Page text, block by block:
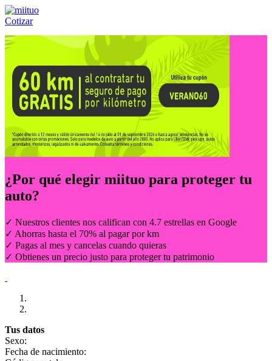
Cotizar
Llámanos al:(55) 84-21-05-00 ó
¿Por qué elegir miituo para proteger tu
auto?
✓ Nuestros clientes nos califican con 4.7 estrellas en Google
✓ Ahorras hasta el 70% al pagar por km
✓ Pagas al mes y cancelas cuando quieras
✓ Obtienes un precio justo para proteger tu patrimonio
Tus datos
Sexo:
Fecha de nacimiento: